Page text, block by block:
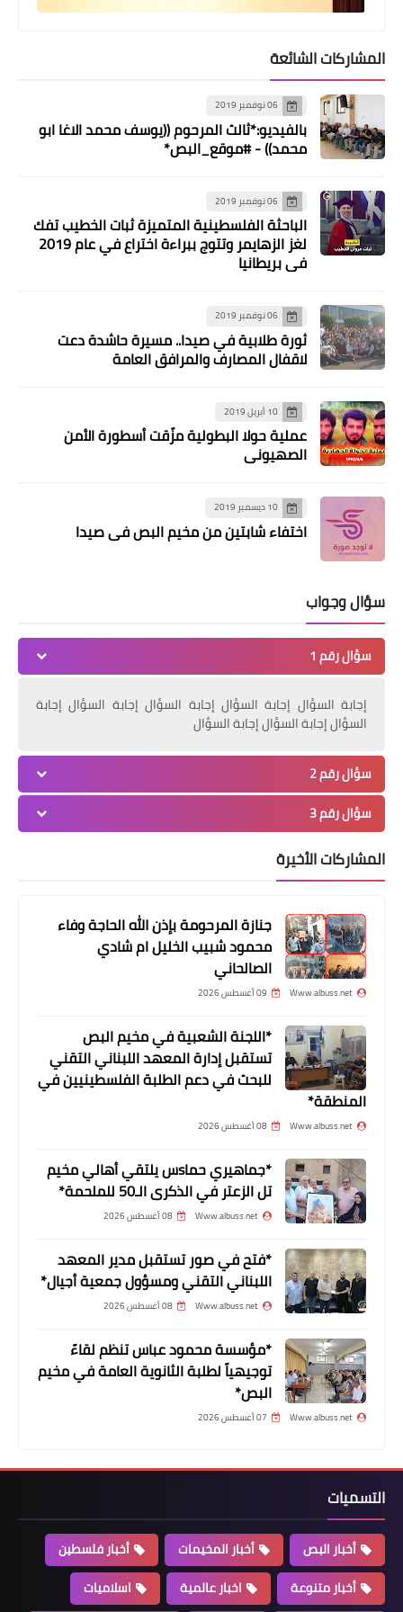
اللجان الشعبيه تعتصم امام مقر الانروا
مقالات
الأنروا... في غفلة عن النّاس لاجىء مسجّل
و... لاجىء مستحق
أخبار متنوعة
مقر إتحاد بلديات بنت جبيل في جنوب
لبنان
الإعلامية حنان عيسى تدير ورشة شبابية
أخبار متنوعة
نادي اخاء الجليل يزور مدير جريدة الاهرام
المصرية" الاستاذ ماهر مقلد"
أخبار فلسطين
ناظم اليوسف نائب الامين العام لجبهة
ام حافظ قاسم
المشاركات الشائعة
06 نوفمبر 2019
بالفيديو:*ثالث المرحوم ((يوسف محمد الاغا ابو
محمد)) - #موقع_البص*
06 نوفمبر 2019
الباحثة الفلسطينية المتميزة ثبات الخطيب تفك
لغز الزهايمر وتتوج ببراءة اختراع في عام 2019
في بريطانيا
06 نوفمبر 2019
ثورة طلابية في صيدا.. مسيرة حاشدة دعت
لاقفال المصارف والمرافق العامة
10 أبريل 2019
عملية حولا البطولية مزّقت أسطورة الأمن
الصهيوني
10 ديسمبر 2019
اختفاء شابتين من مخيم البص في صيدا
سؤال وجواب
سؤال رقم 1
إجابة السؤال إجابة السؤال إجابة السؤال إجابة السؤال إجابة
السؤال إجابة السؤال إجابة السؤال
سؤال رقم 2
سؤال رقم 3
المشاركات الأخيرة
جنازة المرحومة بإذن الله الحاجة وفاء
محمود شبيب الخليل ام شادي
الصالحاني
Www.albuss.net 09 أغسطس 2026
*اللجنة الشعبية في مخيم البص
تستقبل إدارة المعهد اللبناني التقني
للبحث في دعم الطلبة الفلسطينيين في
المنطقة*
Www.albuss.net 08 أغسطس 2026
*جماهيري حماsس يلتقي أهالي مخيم
تل الزعتر في الذكرى الـ50 للملحمة*
Www.albuss.net 08 أغسطس 2026
*فتح في صور تستقبل مدير المعهد
اللبناني التقني ومسؤول جمعية أجيال*
Www.albuss.net 08 أغسطس 2026
*مؤسسة محمود عباس تنظم لقاءً
توجيهياً لطلبة الثانوية العامة في مخيم
البص*
Www.albuss.net 07 أغسطس 2026
التسميات
أخبار البص أخبار المخيمات
أخبار فلسطين
أخبار متنوعة
اخبار عالمية
اسلاميات